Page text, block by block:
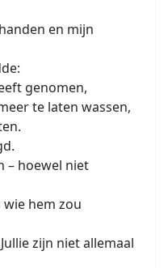
en mijn
genomen,
te laten wassen,
– hoewel niet
hem zou
zijn niet allemaal